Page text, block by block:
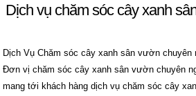
Dịch vụ chăm sóc cây xanh
Dịch Vụ Chăm sóc cây xanh sân vườn chuyên
Đơn vị chăm sóc cây xanh sân vườn chuyên
mang tới khách hàng dịch vụ chăm sóc cây